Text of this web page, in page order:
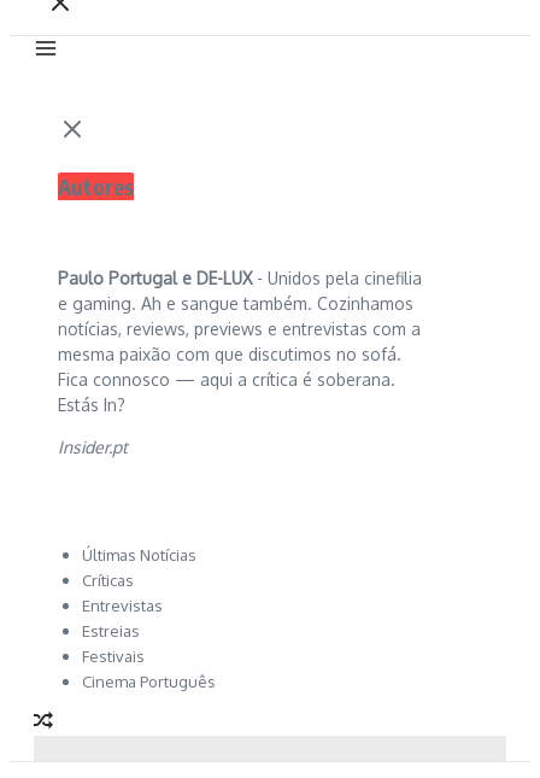
Autores
Paulo Portugal e DE-LUX - Unidos pela cinefilia
e gaming. Ah e sangue também. Cozinhamos
notícias, reviews, previews e entrevistas com a
mesma paixão com que discutimos no sofá.
Fica connosco — aqui a crítica é soberana.
Estás In?
Insider.pt
Últimas Notícias
Críticas
Entrevistas
Estreias
Festivais
Cinema Português